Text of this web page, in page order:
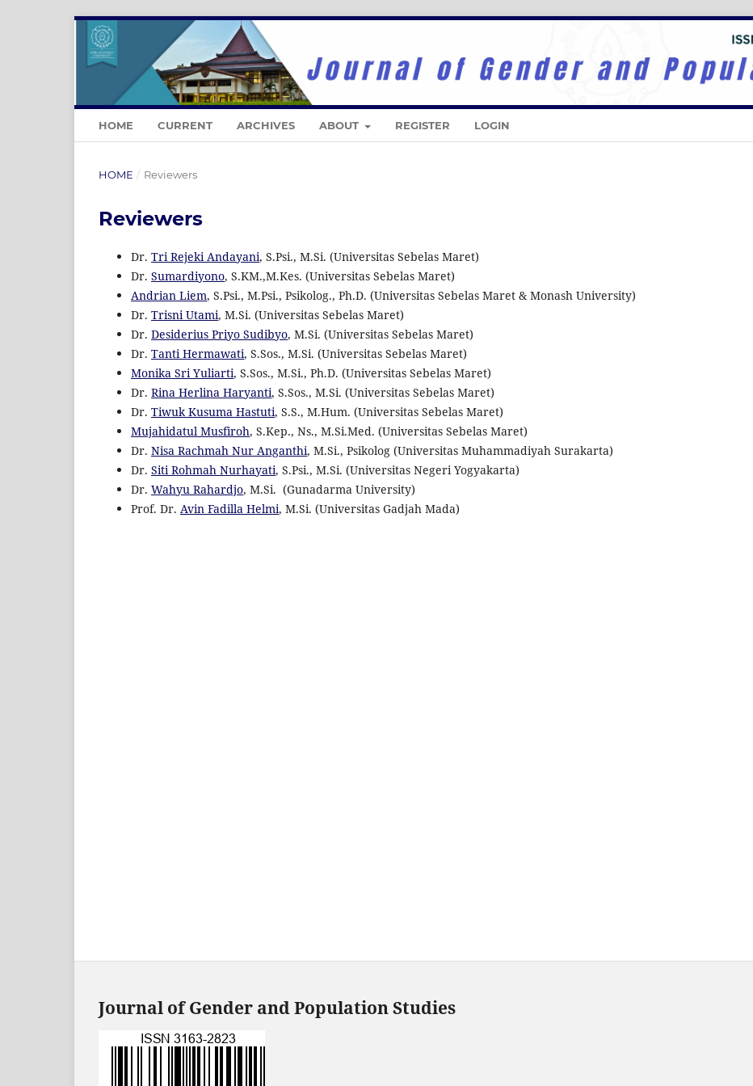
HOME CURRENT ARCHIVES ABOUT REGISTER LOGIN
HOME / Reviewers
Reviewers
Dr. Tri Rejeki Andayani, S.Psi., M.Si. (Universitas Sebelas Maret)
Dr. Sumardiyono, S.KM.,M.Kes. (Universitas Sebelas Maret)
Andrian Liem, S.Psi., M.Psi., Psikolog., Ph.D. (Universitas Sebelas Maret & Monash University)
Dr. Trisni Utami, M.Si. (Universitas Sebelas Maret)
Dr. Desiderius Priyo Sudibyo, M.Si. (Universitas Sebelas Maret)
Dr. Tanti Hermawati, S.Sos., M.Si. (Universitas Sebelas Maret)
Monika Sri Yuliarti, S.Sos., M.Si., Ph.D. (Universitas Sebelas Maret)
Dr. Rina Herlina Haryanti, S.Sos., M.Si. (Universitas Sebelas Maret)
Dr. Tiwuk Kusuma Hastuti, S.S., M.Hum. (Universitas Sebelas Maret)
Mujahidatul Musfiroh, S.Kep., Ns., M.Si.Med. (Universitas Sebelas Maret)
Dr. Nisa Rachmah Nur Anganthi, M.Si., Psikolog (Universitas Muhammadiyah Surakarta)
Dr. Siti Rohmah Nurhayati, S.Psi., M.Si. (Universitas Negeri Yogyakarta)
Dr. Wahyu Rahardjo, M.Si. (Gunadarma University)
Prof. Dr. Avin Fadilla Helmi, M.Si. (Universitas Gadjah Mada)
Journal of Gender and Population Studies